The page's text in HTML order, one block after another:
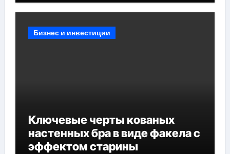
Бизнес и инвестиции
Ключевые черты кованых
настенных бра в виде факела с
эффектом старины